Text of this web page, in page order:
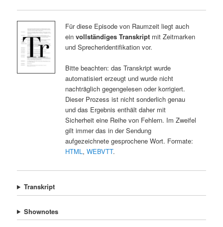
Für diese Episode von Raumzeit liegt auch
ein vollständiges Transkriptmit Zeitmarken
und Sprecheridentifikation vor.
Bitte beachten: das Transkript wurde
automatisiert erzeugt und wurde nicht
nachträglich gegengelesen oder korrigiert.
Dieser Prozess ist nicht sonderlich genau
und das Ergebnis enthält daher mit
Sicherheit eine Reihe von Fehlern. Im Zweifel
gilt immer das in der Sendung
aufgezeichnete gesprochene Wort. Formate:
HTML, WEBVTT.
Transkript
Shownotes